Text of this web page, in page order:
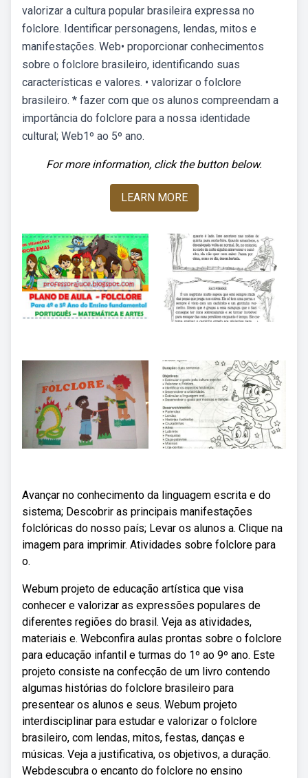
valorizar a cultura popular brasileira expressa no
folclore. Identificar personagens, lendas, mitos e
manifestações. Web• proporcionar conhecimentos
sobre o folclore brasileiro, identificando suas
características e valores. • valorizar o folclore
brasileiro. * fazer com que os alunos compreendam a
importância do folclore para a nossa identidade
cultural; Web1º ao 5º ano.
For more information, click the button below.
LEARN MORE
Avançar no conhecimento da linguagem escrita e do
sistema; Descobrir as principais manifestações
folclóricas do nosso país; Levar os alunos a. Clique na
imagem para imprimir. Atividades sobre folclore para
o.
Webum projeto de educação artística que visa
conhecer e valorizar as expressões populares de
diferentes regiões do brasil. Veja as atividades,
materiais e. Webconfira aulas prontas sobre o folclore
para educação infantil e turmas do 1º ao 9º ano. Este
projeto consiste na confecção de um livro contendo
algumas histórias do folclore brasileiro para
presentear os alunos e seus. Webum projeto
interdisciplinar para estudar e valorizar o folclore
brasileiro, com lendas, mitos, festas, danças e
músicas. Veja a justificativa, os objetivos, a duração.
Webdescubra o encanto do folclore no ensino